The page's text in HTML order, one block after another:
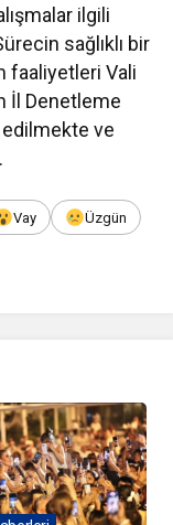
ilgili
sağlıklı bir
faaliyetleri Vali
İl Denetleme
ve
Vay Üzgün